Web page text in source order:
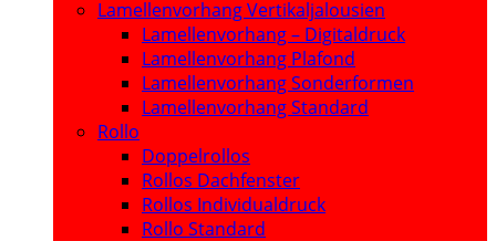
Lamellenvorhang Vertikaljalousien
Lamellenvorhang – Digitaldruck
Lamellenvorhang Plafond
Lamellenvorhang Sonderformen
Lamellenvorhang Standard
Rollo
Doppelrollos
Rollos Dachfenster
Rollos Individualdruck
Rollo Standard